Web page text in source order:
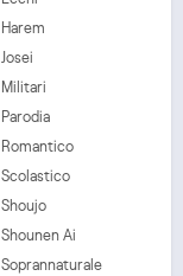
Harem
Josei
Militari
Parodia
Romantico
Scolastico
Shoujo
Shounen Ai
Soprannaturale